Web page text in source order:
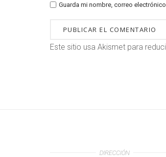
Guarda mi nombre, correo
Este sitio usa Akismet para
DIRECCIÓN